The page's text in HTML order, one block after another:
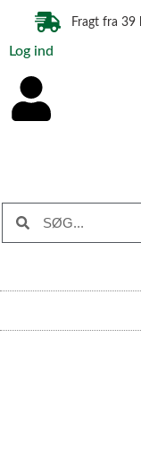
Fragt fra 39
Log ind